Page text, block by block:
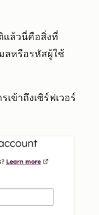
ล้วนี่คือสิ่งที่
ลหรือรหัสผู้ใช้
เข้าถึงเซิร์ฟเวอร์